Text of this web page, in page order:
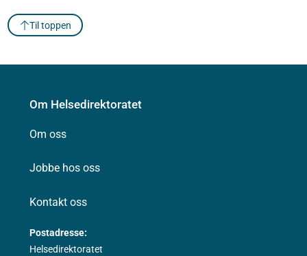
Til toppen
Om Helsedirektoratet
Om oss
Jobbe hos oss
Kontakt oss
Postadresse:
Helsedirektoratet